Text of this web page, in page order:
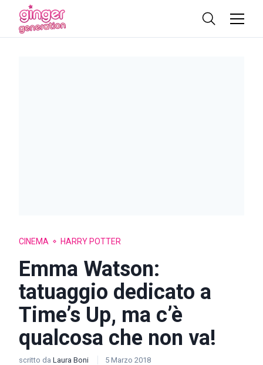
CINEMA HARRY POTTER
Emma Watson:
tatuaggio dedicato a
Time’s Up, ma c’è
qualcosa che non va!
scritto da Laura Boni 5 Marzo 2018